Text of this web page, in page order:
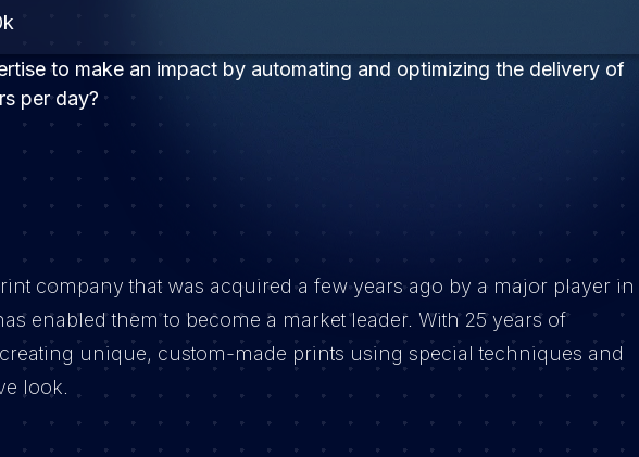
to make an impact by automating and optimizing the delivery of
per day?
company that was acquired a few years ago by a major player in
enabled them to become a market leader. With 25 years of
unique, custom-made prints using special techniques and
look.